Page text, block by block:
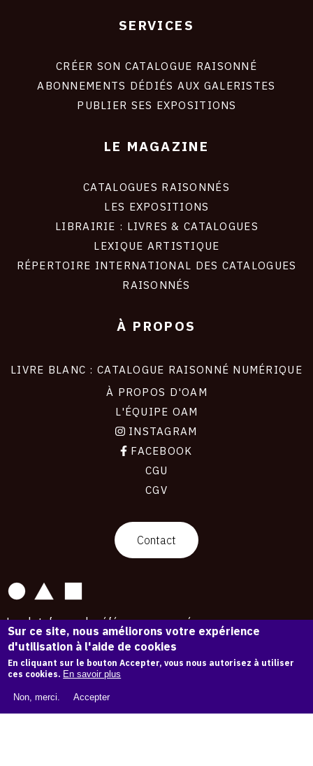
SERVICES
CRÉER SON CATALOGUE RAISONNÉ
ABONNEMENTS DÉDIÉS AUX GALERISTES
PUBLIER SES EXPOSITIONS
LE MAGAZINE
CATALOGUES RAISONNÉS
LES EXPOSITIONS
LIBRAIRIE : LIVRES & CATALOGUES
LEXIQUE ARTISTIQUE
RÉPERTOIRE INTERNATIONAL DES CATALOGUES
RAISONNÉS
À PROPOS
LIVRE BLANC : CATALOGUE RAISONNÉ NUMÉRIQUE
À PROPOS D'OAM
L'ÉQUIPE OAM
INSTAGRAM
FACEBOOK
CGU
CGV
Contact
La plateforme de référence pour créer,
conserver et promouvoir l'Histoire de l'Art.
Des catalogues raisonnés aux archives
d'expositions.
43 254 œuvres d'art — 7 587 expositions
Copyright © OAM 2026. Tous droits réservés.
Sur ce site, nous améliorons votre expérience
d'utilisation à l'aide de cookies
En cliquant sur le bouton Accepter, vous nous autorisez à utiliser
ces cookies. En savoir plus
Non, merci. Accepter